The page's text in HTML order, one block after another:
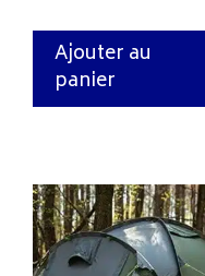
Ajouter au
panier